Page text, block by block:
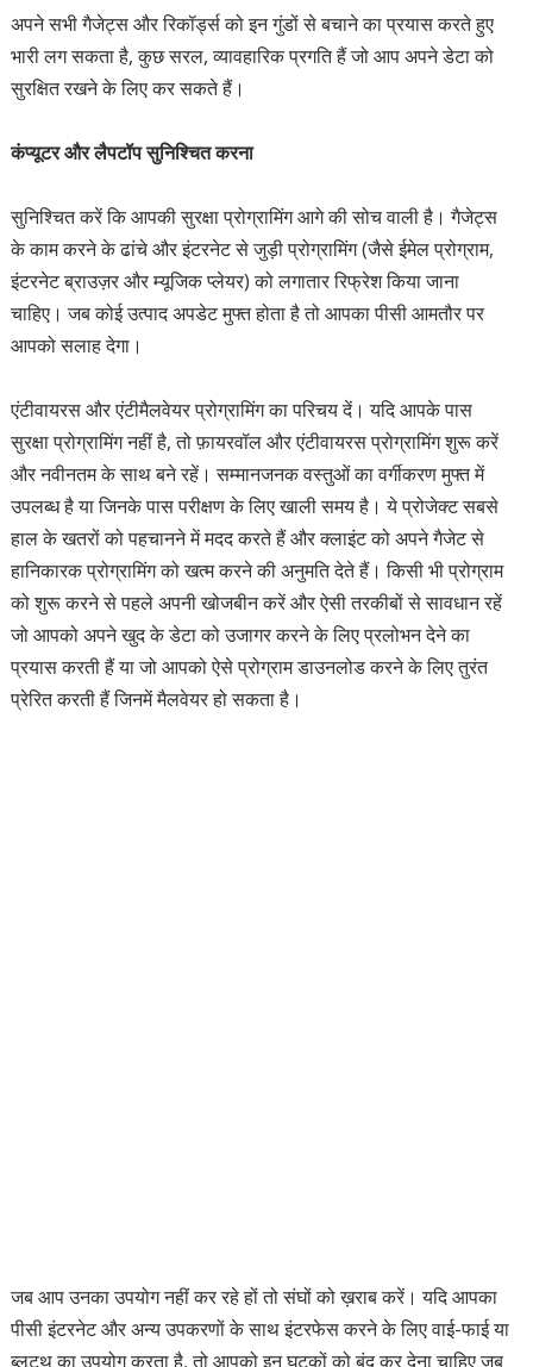
अपने सभी गैजेट्स और रिकॉर्ड्स को इन गुंडों से बचाने का प्रयास करते हुए
भारी लग सकता है, कुछ सरल, व्यावहारिक प्रगति हैं जो आप अपने डेटा को
सुरक्षित रखने के लिए कर सकते हैं।
कंप्यूटर और लैपटॉप सुनिश्चित करना
सुनिश्चित करें कि आपकी सुरक्षा प्रोग्रामिंग आगे की सोच वाली है। गैजेट्स
के काम करने के ढांचे और इंटरनेट से जुड़ी प्रोग्रामिंग (जैसे ईमेल प्रोग्राम,
इंटरनेट ब्राउज़र और म्यूजिक प्लेयर) को लगातार रिफ्रेश किया जाना
चाहिए। जब कोई उत्पाद अपडेट मुफ्त होता है तो आपका पीसी आमतौर पर
आपको सलाह देगा।
एंटीवायरस और एंटीमैलवेयर प्रोग्रामिंग का परिचय दें। यदि आपके पास
सुरक्षा प्रोग्रामिंग नहीं है, तो फ़ायरवॉल और एंटीवायरस प्रोग्रामिंग शुरू करें
और नवीनतम के साथ बने रहें। सम्मानजनक वस्तुओं का वर्गीकरण मुफ्त में
उपलब्ध है या जिनके पास परीक्षण के लिए खाली समय है। ये प्रोजेक्ट सबसे
हाल के खतरों को पहचानने में मदद करते हैं और क्लाइंट को अपने गैजेट से
हानिकारक प्रोग्रामिंग को खत्म करने की अनुमति देते हैं। किसी भी प्रोग्राम
को शुरू करने से पहले अपनी खोजबीन करें और ऐसी तरकीबों से सावधान रहें
जो आपको अपने खुद के डेटा को उजागर करने के लिए प्रलोभन देने का
प्रयास करती हैं या जो आपको ऐसे प्रोग्राम डाउनलोड करने के लिए तुरंत
प्रेरित करती हैं जिनमें मैलवेयर हो सकता है।
जब आप उनका उपयोग नहीं कर रहे हों तो संघों को ख़राब करें। यदि आपका
पीसी इंटरनेट और अन्य उपकरणों के साथ इंटरफेस करने के लिए वाई-फाई या
ब्लूटूथ का उपयोग करता है, तो आपको इन घटकों को बंद कर देना चाहिए जब